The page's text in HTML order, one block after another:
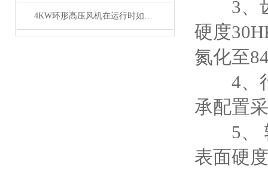
4KW环形高压风机在运行时如何保证其稳定性和安全性？
3、齿
硬度
氮化至
4、行
承配置
5、 输
表面硬